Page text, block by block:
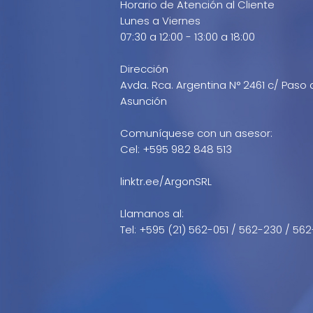
Horario de Atención al Cliente
Lunes a Viernes
07:30 a 12:00 - 13:00 a 18:00
Dirección
Avda. Rca. Argentina N° 2461 c/ Paso
Asunción
Comuníquese con un asesor:
Cel: +595 982 848 513
linktr.ee/ArgonSRL
Llamanos al:
Tel: +595 (21) 562-051 / 562-230 /